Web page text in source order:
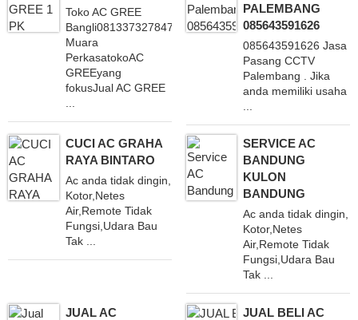
Toko AC GREE
Bangli081337327847CV
Muara
PerkasatokoAC
GREEyang
fokusJual AC GREE
PALEMBANG
085643591626
085643591626 Jasa
Pasang CCTV
Palembang . Jika
anda memiliki usaha
CUCI AC GRAHA
RAYA BINTARO
Ac anda tidak dingin,
Kotor,Netes
Air,Remote Tidak
Fungsi,Udara Bau
Tak ...
SERVICE AC
BANDUNG
KULON
BANDUNG
Ac anda tidak dingin,
Kotor,Netes
Air,Remote Tidak
Fungsi,Udara Bau
Tak ...
JUAL AC
JUAL BELI AC